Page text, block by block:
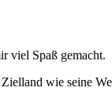
viel Spaß gemacht.
wie seine